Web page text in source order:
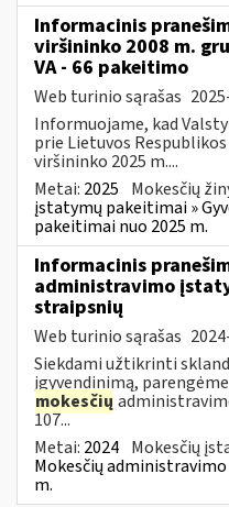
Informacinis
viršininko 2008 m.
VA - 66 pakeitimo
Web turinio sąrašas
Informuojame, kad
prie Lietuvos
viršininko 2025 m....
Metai: 2025 Mokesčių
įstatymų pakeitimai »
pakeitimai nuo 2025 m.
Informacinis
administravimo
straipsnių
Web turinio sąrašas
Siekdami užtikrinti
įgyvendinimą,
mokesčių
107...
Metai: 2024 Mokesčių
Mokesčių
m.